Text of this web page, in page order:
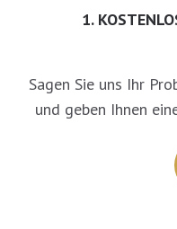
1.
Sagen Sie uns Ihr
und geben Ihnen